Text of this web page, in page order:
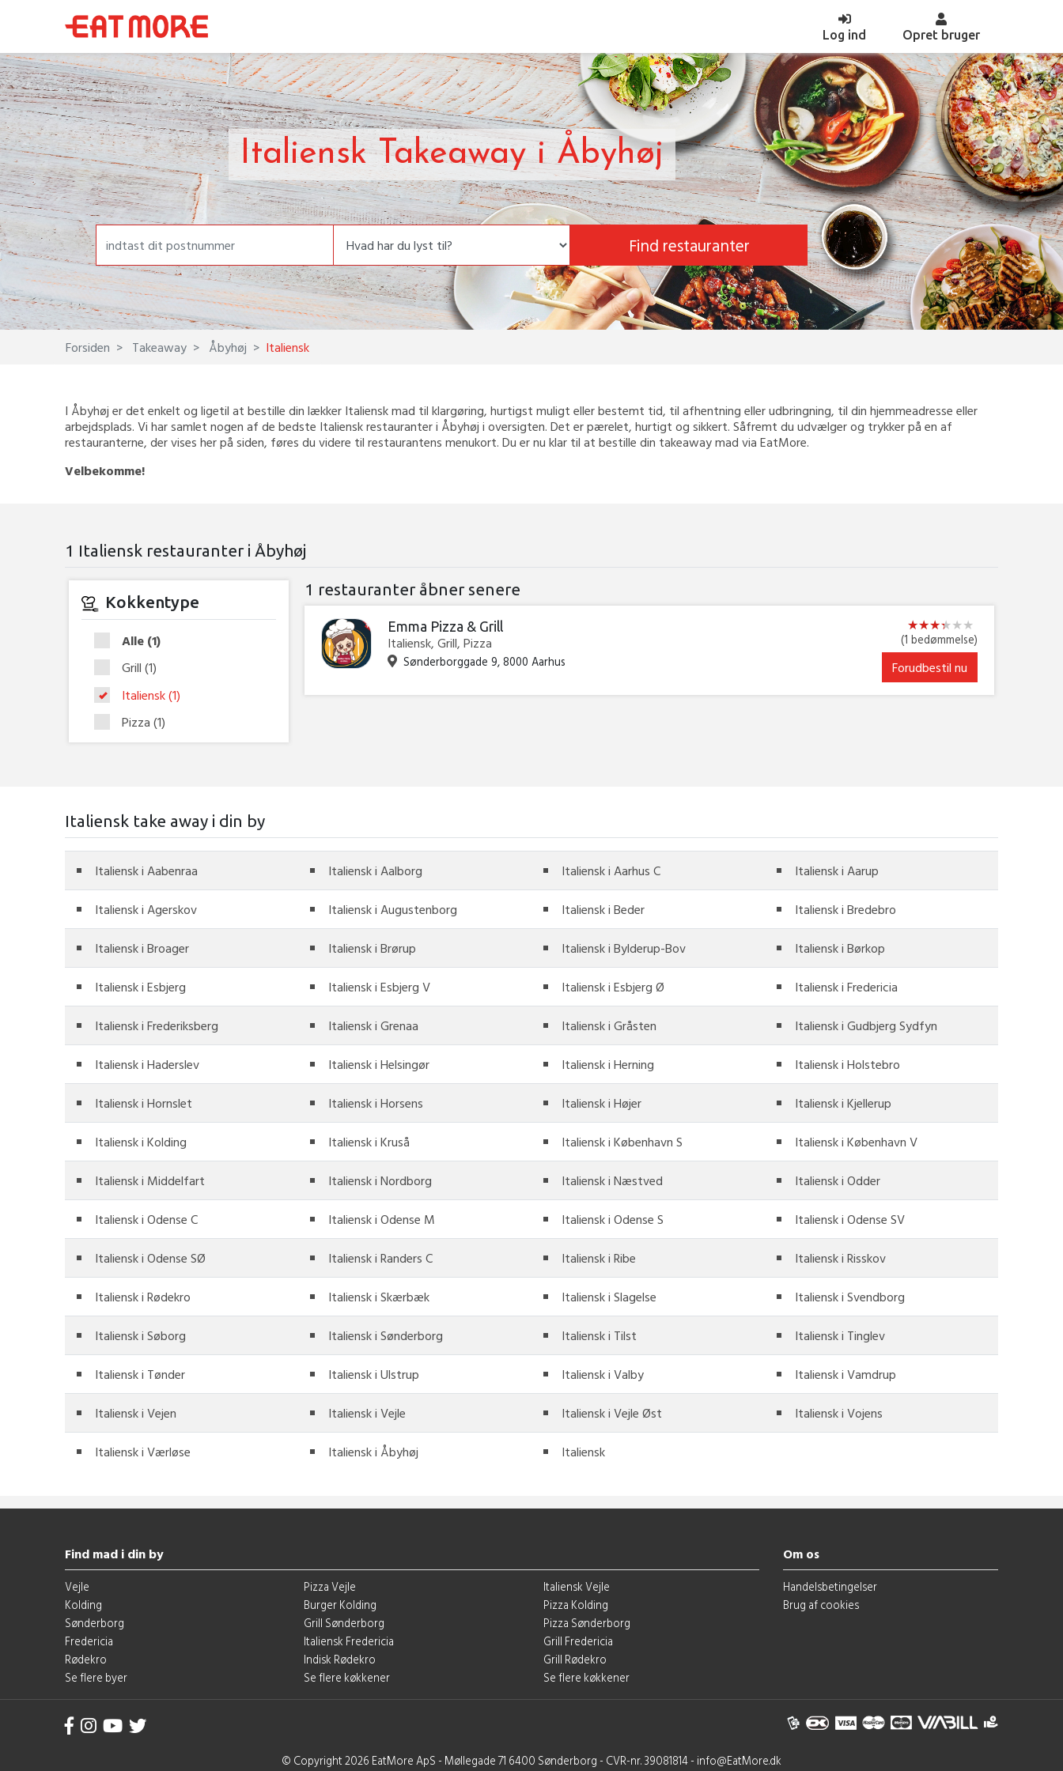
Log ind (current)Opret bruger
Italiensk Takeaway i Åbyhøj
Find restauranter
Forsiden Takeaway Åbyhøj Italiensk
I Åbyhøj er det enkelt og ligetil at bestille din lækker Italiensk mad til klargøring, hurtigst muligt eller bestemt tid, til afhentning eller udbringning, til din hjemmeadresse eller
arbejdsplads. Vi har samlet nogen af de bedste Italiensk restauranter i Åbyhøj i oversigten. Det er pærelet, hurtigt og sikkert. Såfremt du udvælger og trykker på en af
restauranterne, der vises her på siden, føres du videre til restaurantens menukort. Du er nu klar til at bestille din takeaway mad via EatMore.
Velbekomme!
1 Italiensk restauranter i Åbyhøj
Kokkentype
Alle (1)
Grill (1)
Italiensk(1)
Pizza (1)
1 restauranter åbner senere
Emma Pizza & Grill
Italiensk, Grill, Pizza
Sønderborggade 9, 8000 Aarhus
★★★★★★
★★★★★★
(1 bedømmelse)
Forudbestil nu
Italiensk take away i din by
Italiensk i Aabenraa Italiensk i Aalborg Italiensk i Aarhus C Italiensk i Aarup
Italiensk i Agerskov Italiensk i Augustenborg Italiensk i Beder Italiensk i Bredebro
Italiensk i Broager Italiensk i Brørup Italiensk i Bylderup-Bov Italiensk i Børkop
Italiensk i Esbjerg Italiensk i Esbjerg V Italiensk i Esbjerg Ø Italiensk i Fredericia
Italiensk i Frederiksberg Italiensk i Grenaa Italiensk i Gråsten Italiensk i Gudbjerg Sydfyn
Italiensk i Haderslev Italiensk i Helsingør Italiensk i Herning Italiensk i Holstebro
Italiensk i Hornslet Italiensk i Horsens Italiensk i Højer Italiensk i Kjellerup
Italiensk i Kolding Italiensk i Kruså Italiensk i København S Italiensk i København V
Italiensk i Middelfart Italiensk i Nordborg Italiensk i Næstved Italiensk i Odder
Italiensk i Odense C Italiensk i Odense M Italiensk i Odense S Italiensk i Odense SV
Italiensk i Odense SØ Italiensk i Randers C Italiensk i Ribe Italiensk i Risskov
Italiensk i Rødekro Italiensk i Skærbæk Italiensk i Slagelse Italiensk i Svendborg
Italiensk i Søborg Italiensk i Sønderborg Italiensk i Tilst Italiensk i Tinglev
Italiensk i Tønder Italiensk i Ulstrup Italiensk i Valby Italiensk i Vamdrup
Italiensk i Vejen Italiensk i Vejle Italiensk i Vejle Øst Italiensk i Vojens
Italiensk i Værløse Italiensk i Åbyhøj Italiensk
Find mad i din by
Vejle
Kolding
Sønderborg
Fredericia
Rødekro
Se flere byer
Pizza Vejle
Burger Kolding
Grill Sønderborg
Italiensk Fredericia
Indisk Rødekro
Se flere køkkener
Italiensk Vejle
Pizza Kolding
Pizza Sønderborg
Grill Fredericia
Grill Rødekro
Se flere køkkener
Om os
Handelsbetingelser
Brug af cookies
© Copyright 2026 EatMore ApS - Møllegade 71 6400 Sønderborg - CVR-nr. 39081814 - info@EatMore.dk